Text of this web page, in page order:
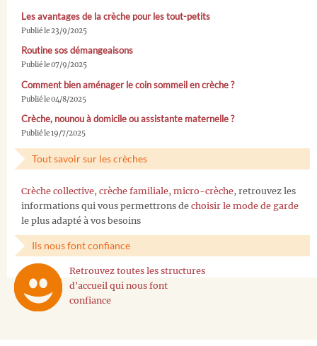
Les avantages de la crèche pour les tout-petits
Publié le 23/9/2025
Routine sos démangeaisons
Publié le 07/9/2025
Comment bien aménager le coin sommeil en crèche ?
Publié le 04/8/2025
Crèche, nounou à domicile ou assistante maternelle ?
Publié le 19/7/2025
Tout savoir sur les crèches
Crèche collective, crèche familiale, micro-crèche, retrouvez les
informations qui vous permettrons de choisir le mode de garde
le plus adapté à vos besoins
Ils nous font confiance
Retrouvez toutes les structures
d'accueil qui nous font
confiance